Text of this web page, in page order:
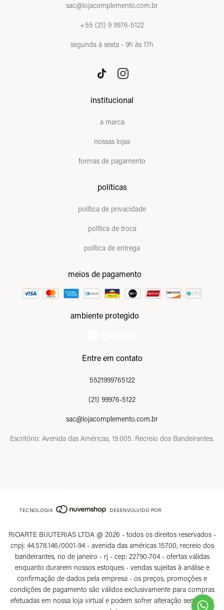
sac@lojacomplemento.com.br
+55 (21) 9 9976-5122
segunda à sexta - 9h às 17h
institucional
a marca
nossas lojas
formas de pagamento
políticas
política de privacidade
política de troca
política de entrega
meios de pagamento
ambiente protegido
Entre em contato
5521999765122
(21) 99976-5122
sac@lojacomplemento.com.br
Escritório: Avenida das Américas, 19.005. Recreio dos Bandeirantes.
TECNOLOGIA DESENVOLVIDO POR
RIOARTE BIJUTERIAS LTDA @ 2026 - todos os direitos reservados -
cnpj: 44.578.146/0001-94 - avenida das américas 15700, recreio dos
bandeirantes, rio de janeiro - rj - cep: 22790-704 - ofertas válidas
enquanto durarem nossos estoques - vendas sujeitas à análise e
confirmação de dados pela empresa - os preços, promoções e
condições de pagamento são válidos exclusivamente para compras
efetuadas em nossa loja virtual e podem sofrer alteração sem aviso